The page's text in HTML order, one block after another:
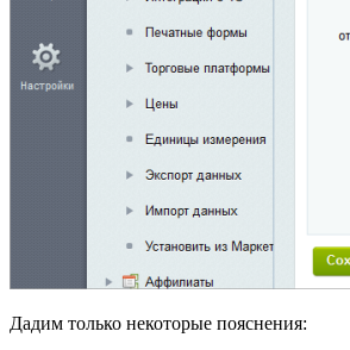
Дадим только некоторые пояснения: